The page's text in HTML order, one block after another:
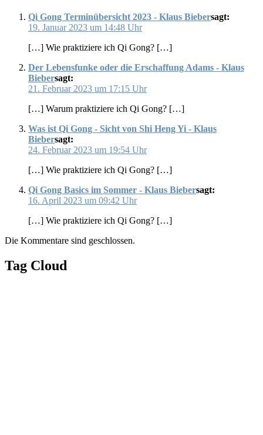
Qi Gong Terminübersicht 2023 - Klaus Biebersagt:
19. Januar 2023 um 14:48 Uhr
[…] Wie praktiziere ich Qi Gong? […]
Der Lebensfunke oder die Erschaffung Adams - Klaus
Biebersagt:
21. Februar 2023 um 17:15 Uhr
[…] Warum praktiziere ich Qi Gong? […]
Was ist Qi Gong - Sicht von Shi Heng Yi - Klaus
Biebersagt:
24. Februar 2023 um 19:54 Uhr
[…] Wie praktiziere ich Qi Gong? […]
Qi Gong Basics im Sommer - Klaus Biebersagt:
16. April 2023 um 09:42 Uhr
[…] Wie praktiziere ich Qi Gong? […]
Die Kommentare sind geschlossen.
Tag Cloud